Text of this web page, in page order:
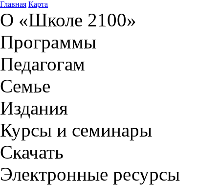
Главная Карта
О «Школе 2100»
Программы
Педагогам
Семье
Издания
Курсы и семинары
Скачать
Электронные ресурсы